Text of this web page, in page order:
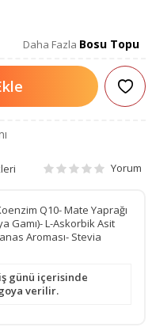
Daha Fazla Bosu Topu
Yorum
Q10- Mate Yaprağı
Gamı)- L-Askorbik Asit
Aroması- Stevia
günü içerisinde
verilir.